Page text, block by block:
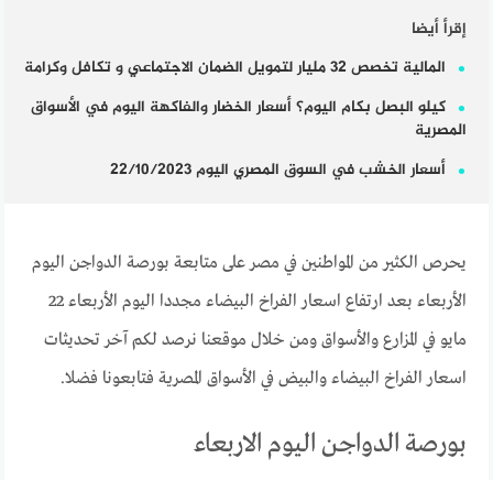
إقرأ أيضا
المالية تخصص 32 مليار لتمويل الضمان الاجتماعي و تكافل وكرامة
كيلو البصل بكام اليوم؟ أسعار الخضار والفاكهة اليوم في الأسواق
المصرية
أسعار الخشب في السوق المصري اليوم 22/10/2023
يحرص الكثير من المواطنين في مصر على متابعة بورصة الدواجن اليوم
الأربعاء بعد ارتفاع اسعار الفراخ البيضاء مجددا اليوم الأربعاء 22
مايو في المزارع والأسواق ومن خلال موقعنا نرصد لكم آخر تحديثات
اسعار الفراخ البيضاء والبيض في الأسواق المصرية فتابعونا فضلا.
بورصة الدواجن اليوم الاربعاء